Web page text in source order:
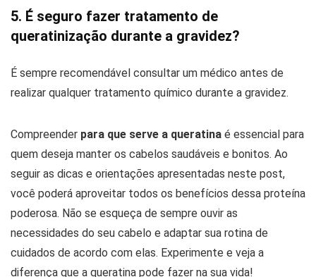
5. É seguro fazer tratamento de
queratinização durante a gravidez?
É sempre recomendável consultar um médico antes de
realizar qualquer tratamento químico durante a gravidez.
Compreender para que serve a queratina é essencial para
quem deseja manter os cabelos saudáveis e bonitos. Ao
seguir as dicas e orientações apresentadas neste post,
você poderá aproveitar todos os benefícios dessa proteína
poderosa. Não se esqueça de sempre ouvir as
necessidades do seu cabelo e adaptar sua rotina de
cuidados de acordo com elas. Experimente e veja a
diferença que a queratina pode fazer na sua vida!